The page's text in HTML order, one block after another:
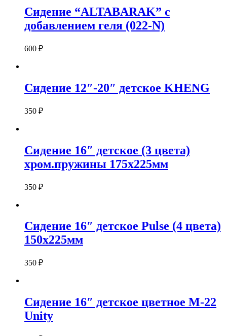
Сидение “ALTABARAK” с
добавлением геля (022-N)
600 ₽
Сидение 12″-20″ детское KHENG
350 ₽
Сидение 16″ детское (3 цвета)
хром.пружины 175х225мм
350 ₽
Сидение 16″ детское Pulse (4 цвета)
150х225мм
350 ₽
Сидение 16″ детское цветное М-22
Unity